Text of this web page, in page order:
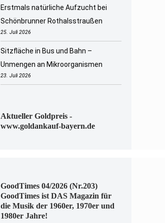
Erstmals natürliche Aufzucht bei
Schönbrunner Rothalsstraußen
25. Juli 2026
Sitzfläche in Bus und Bahn –
Unmengen an Mikroorganismen
23. Juli 2026
Aktueller Goldpreis -
www.goldankauf-bayern.de
GoodTimes 04/2026 (Nr.203)
GoodTimes ist DAS Magazin für
die Musik der 1960er, 1970er und
1980er Jahre!